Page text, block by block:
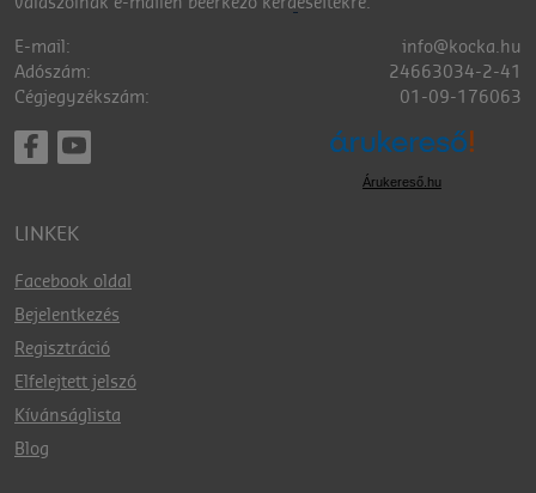
E-mail:
info@kocka.hu
Adószám:
24663034-2-41
Cégjegyzékszám:
01-09-176063
Árukereső.hu
LINKEK
Facebook oldal
Bejelentkezés
Regisztráció
Elfelejtett jelszó
Kívánságlista
Blog